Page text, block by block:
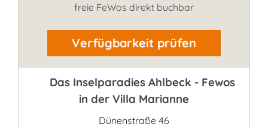
freie FeWos direkt buchbar
Verfügbarkeit prüfen
Das Inselparadies Ahlbeck - Fewos
in der Villa Marianne
Dünenstraße 46